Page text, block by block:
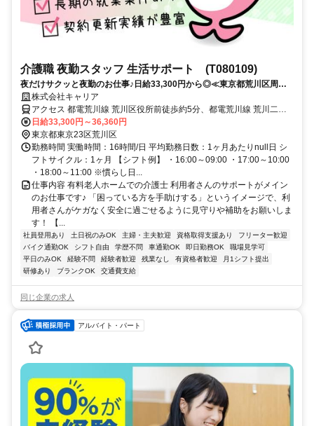
介護職 夜勤スタッフ 生活サポート (T080109)
夜だけサクッと夜勤のお仕事♪日給33,300円から◎≪東京都荒川区周辺
≫ 株式会社キャリア
アクセス 都電荒川線 荒川区役所前徒歩約5分、都電荒川線 荒川二丁
目徒歩約5分、都電荒川線 荒川一中前徒歩約8分
日給33,300円～36,360円
東京都東京23区荒川区
勤務時間 実働時間：16時間/日 平均勤務日数：1ヶ月あたりnull日 シ
フトサイクル：1ヶ月 【シフト例】 ・16:00～09:00 ・17:00～10:00
・18:00～11:00 ※慣らし日...
仕事内容 有料老人ホームでの介護士 利用者さんのサポートがメイン
のお仕事です♪ 「困っている方を手助けする」というイメージで、利
用者さんがケガなく安全に過ごせるように見守りや補助をお願いしま
す！ 【...
社員登用あり 土日祝のみOK 主婦・主夫歓迎 資格取得支援あり
フリーター歓迎
バイク通勤OK
シフト自由 学歴不問 車通勤OK 即日勤務OK
職場見学可
平日のみOK
経験不問 経験者歓迎 残業なし 有資格者歓迎
月1シフト提出
研修あり
ブランクOK 交通費支給
同じ企業の求人
アルバイト・パート